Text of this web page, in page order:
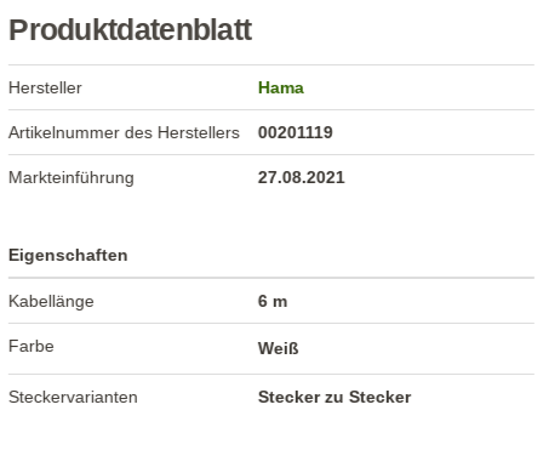
Produktdatenblatt
Hersteller Hama
Artikelnummer des Herstellers 00201119
Markteinführung 27.08.2021
Eigenschaften
Kabellänge 6 m
Farbe Weiß
Steckervarianten Stecker zu Stecker